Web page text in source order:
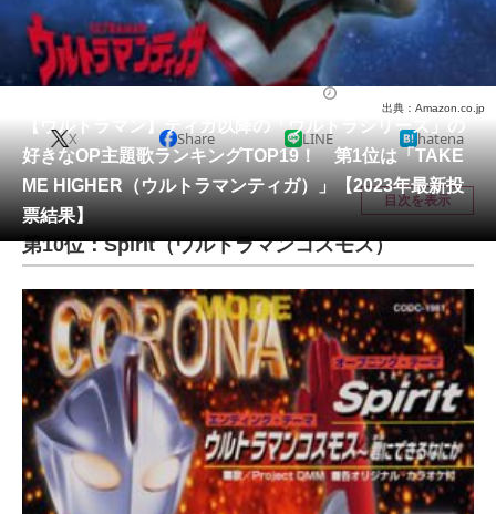
住まい 教育・育児
動物 リサーチ
メディア
注目記事を集めた総合ページ
ITの今と未来を見通す
スマホと通信の最新トレンド
進化するPCとデバイスの未来
好きが集まる 比べて選べる
ビジネスと働き方のヒント
AI活用のいまが分かる
【ウルトラマン】ティガ以降の「ウルトラシリーズ」の
好きなOP主題歌ランキングTOP19！ 第1位は「TAKE
ME HIGHER（ウルトラマンティガ）」【2023年最新投
票結果】
出典：Amazon.co.jp
X Share LINE hatena
目次を表示
第10位：Spirit（ウルトラマンコスモス）